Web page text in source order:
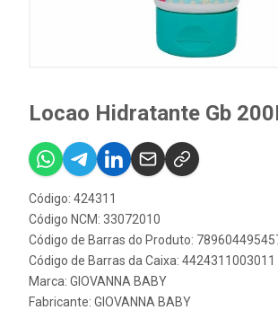
Locao Hidratante Gb
Código: 424311
Código NCM: 33072010
Código de Barras do Produto:
Código de Barras da Caixa: 4424311003011
Marca: GIOVANNA BABY
Fabricante: GIOVANNA BABY